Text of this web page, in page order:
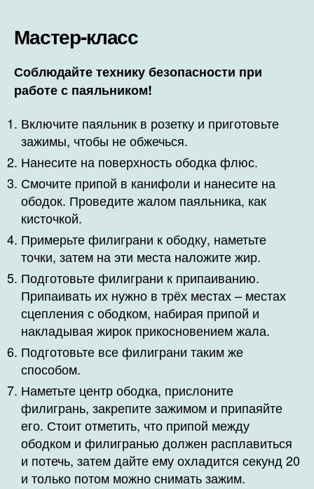
Мастер-класс
Соблюдайте технику безопасности при
работе с паяльником!
Включите паяльник в розетку и приготовьте
зажимы, чтобы не обжечься.
Нанесите на поверхность ободка флюс.
Смочите припой в канифоли и нанесите на
ободок. Проведите жалом паяльника, как
кисточкой.
Примерьте филиграни к ободку, наметьте
точки, затем на эти места наложите жир.
Подготовьте филиграни к припаиванию.
Припаивать их нужно в трёх местах – местах
сцепления с ободком, набирая припой и
накладывая жирок прикосновением жала.
Подготовьте все филиграни таким же
способом.
Наметьте центр ободка, прислоните
филигрань, закрепите зажимом и припаяйте
его. Стоит отметить, что припой между
ободком и филигранью должен расплавиться
и потечь, затем дайте ему охладится секунд 20
и только потом можно снимать зажим.